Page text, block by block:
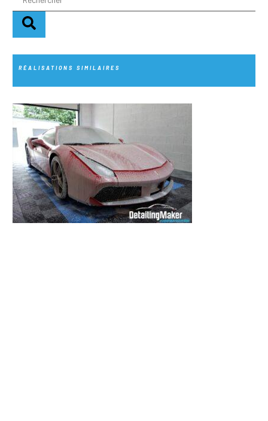
RÉALISATIONS SIMILAIRES